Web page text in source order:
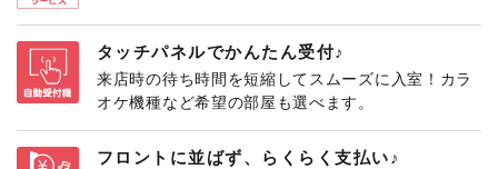
タッチパネルでかんたん受付♪
来店時の待ち時間を短縮してスムーズに入室！カラ
オケ機種など希望の部屋も選べます。
フロントに並ばず、らくらく支払い♪